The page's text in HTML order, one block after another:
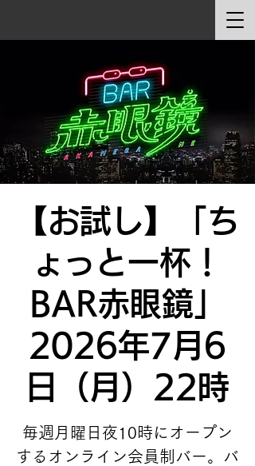
【お試し】「ち
ょっと一杯！
BAR赤眼鏡」
2026年7月6
日（月）22時
毎週月曜日夜10時にオープン
するオンライン会員制バー。バ